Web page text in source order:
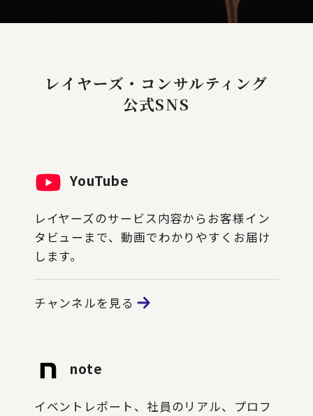
レイヤーズ・コンサルティング
公式SNS
YouTube
レイヤーズのサービス内容からお客様イン
タビューまで、動画でわかりやすくお届け
します。
チャンネルを見る
note
イベントレポート、社員のリアル、プロフ